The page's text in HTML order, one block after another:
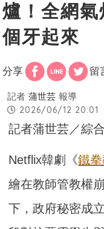
爐！全網
個牙起來
分享 留
記者 蒲世芸 報導
2026/06/12 20:01
記者蒲世芸／綜
Netflix韓劇《鐵
繪在教師管教權
下，政府秘密成